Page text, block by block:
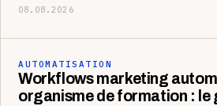
08.08.2026
AUTOMATISATION
Workflows marketing
organisme de formation : le